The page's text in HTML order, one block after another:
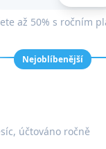
až 50% s ročním
Nejoblíbenější
účtováno ročně